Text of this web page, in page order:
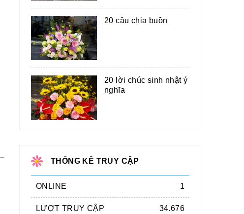
20 câu chia buồn
20 lời chúc sinh nhật ý
nghĩa
THỐNG KÊ TRUY CẬP
ONLINE 1
LƯỢT TRUY CẬP 34.676